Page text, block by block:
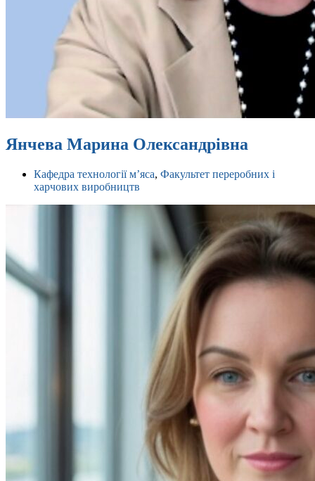
Янчева Марина Олександрівна
Кафедра технології м’яса, Факультет переробних і
харчових виробництв